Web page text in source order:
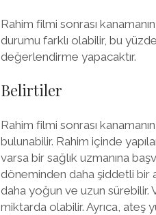
Rahim filmi sonrası
durumu farklı olabilir, bu
değerlendirme yapacaktır.
Belirtiler
Rahim filmi sonrası
bulunabilir. Rahim içinde
varsa bir sağlık uzmanına
döneminden daha şiddetli bir
daha yoğun ve uzun sürebilir.
miktarda olabilir. Ayrıca, ateş